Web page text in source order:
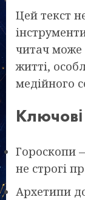
Цей текст
читач може
житті,
медійного
Гороскопи
не строгі
Архетипи